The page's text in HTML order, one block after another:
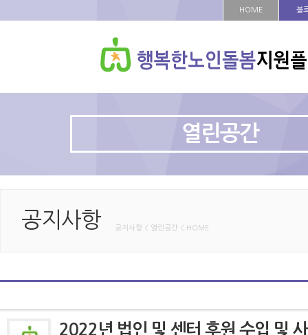
HOME 블
열린공간
공지사항 공지사항 < 열린공간 < HOME
2022년 법인 및 센터 후원 수입 및